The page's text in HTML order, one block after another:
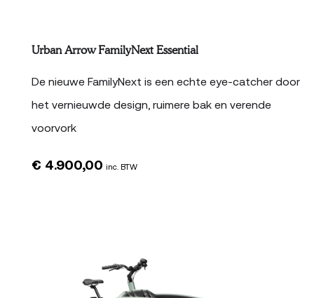
Urban Arrow FamilyNext Essential
De nieuwe FamilyNext is een echte eye-catcher door
het vernieuwde design, ruimere bak en verende
voorvork
€ 4.900,00 inc. BTW